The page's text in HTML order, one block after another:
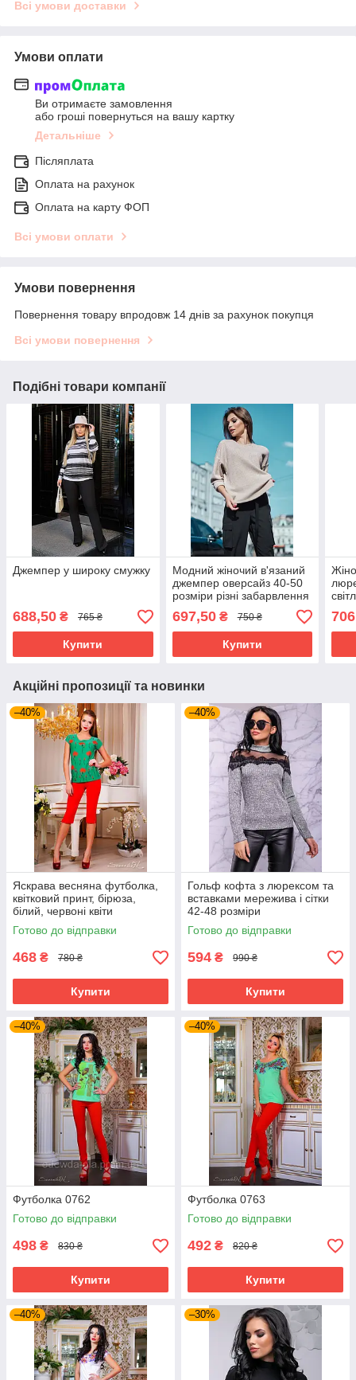
Всі умови доставки
Умови оплати
Ви отримаєте замовлення
або гроші повернуться на вашу картку
Детальніше
Післяплата
Оплата на рахунок
Оплата на карту ФОП
Всі умови оплати
Умови повернення
Повернення товару впродовж 14 днів за рахунок покупця
Всі умови повернення
Подібні товари компанії
Джемпер у широку смужку
688,50 ₴ 765 ₴
Купити
Модний жіночий в'язаний
джемпер оверсайз 40-50
розміри різні забарвлення
697,50₴ 750 ₴
Купити
Акційні пропозиції та новинки
–40%
Яскрава весняна футболка,
квітковий принт, бірюза,
білий, червоні квіти
Готово до відправки
468 ₴ 780 ₴
Купити
–40%
Гольф кофта з люрексом та
вставками мережива і сітки
42-48 розміри
Готово до відправки
594 ₴ 990 ₴
Купити
–40%
Футболка 0762
Готово до відправки
498 ₴ 830 ₴
Купити
–40%
Футболка 0763
Готово до відправки
492 ₴ 820 ₴
Купити
–40% –30%